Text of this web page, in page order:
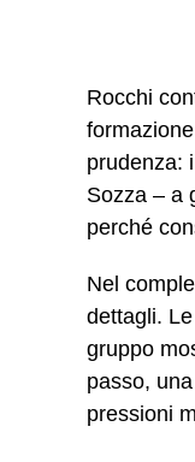
Rocchi
prudenza:
Sozza – a
perché
Nel
dettagli.
gruppo
passo,
pressioni